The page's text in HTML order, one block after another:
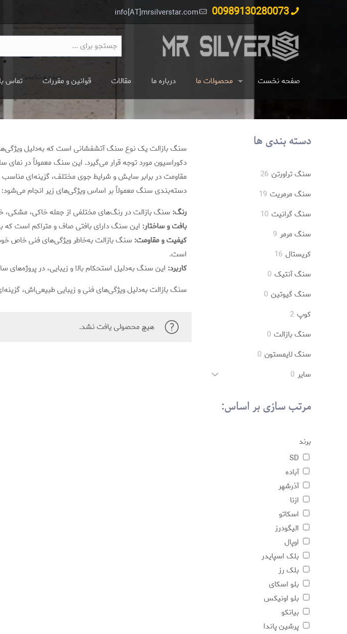
00989130280073
info[AT]mrsilverstar.com
صفحه نخست محصولات ما درباره ما مقالات قوانین و مقررات تماس
سنگ
صفحه نخست
سنگ بازالت یک نوع سنگ آتشفشانی است که به‌دلیل ویژگی‌های
دکوراسیون مورد توجه قرار می‌گیرد. این سنگ معمولاً در
مقاومت در برابر سایش و شرایط جوی مختلف، گزینه‌ای مناسب
دسته‌بندی سنگ معمولاً بر اساس ویژگی‌های زیر انجام می‌شود:
رنگ: سنگ بازالت در رنگ‌های مختلفی از جمله خاکی، مشکی،
بافت و ساختار: این سنگ دارای بافتی صاف و متراکم است که
کیفیت و مقاومت: سنگ بازالت به‌خاطر ویژگی‌های فنی خاص خود
است.
کاربرد: این سنگ به‌دلیل استحکام بالا و زیبایی، در پروژه‌های
سنگ بازالت به‌دلیل ویژگی‌های فنی و زیبایی طبیعی‌اش،
هیچ محصولی یافت نشد.
دسته بندی ها
سنگ تراورتن 26
محصول
سنگ مرمریت 19
سنگ گرانیت 10
سنگ مرمر 9
کریستال 16
محصول
سنگ آنتیک 0
محصول
سنگ گیوتین 0
کوپ 2
محصول
سنگ بازالت 0
محصول
سنگ لایمستون 0
سایر 0
مرتب سازی بر اساس:
برند
آباده
آذرشهر
ازنا
اسکاتو
الیگودرز
اوپال
بلک اسپایدر
بلک رز
بلو اسکای
بلو اونیکس
بیانکو
پرشین پاندا